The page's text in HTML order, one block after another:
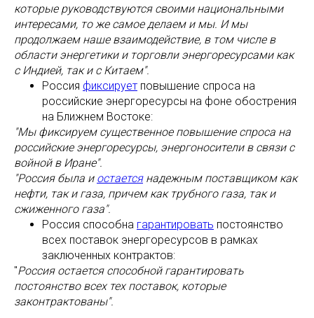
которые руководствуются своими национальными
интересами, то же самое делаем и мы. И мы
продолжаем наше взаимодействие, в том числе в
области энергетики и торговли энергоресурсами как
с Индией, так и с Китаем".
Россия фиксирует повышение спроса на
российские энергоресурсы на фоне обострения
на Ближнем Востоке:
"Мы фиксируем существенное повышение спроса на
российские энергоресурсы, энергоносители в связи с
войной в Иране".
"Россия была и остаетсянадежным поставщиком как
нефти, так и газа, причем как трубного газа, так и
сжиженного газа".
Россия способна гарантировать постоянство
всех поставок энергоресурсов в рамках
заключенных контрактов:
"Россия остается способной гарантировать
постоянство всех тех поставок, которые
законтрактованы".